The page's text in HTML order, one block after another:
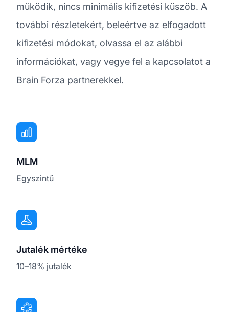
működik, nincs minimális kifizetési küszöb. A
további részletekért, beleértve az elfogadott
kifizetési módokat, olvassa el az alábbi
információkat, vagy vegye fel a kapcsolatot a
Brain Forza partnerekkel.
MLM
Egyszintű
Jutalék mértéke
10–18% jutalék